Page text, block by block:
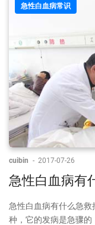
急性白血病常识
cuibin - 2017-07-26
急性白血病有
急性白血病有什么急
种，它的发病是急骤